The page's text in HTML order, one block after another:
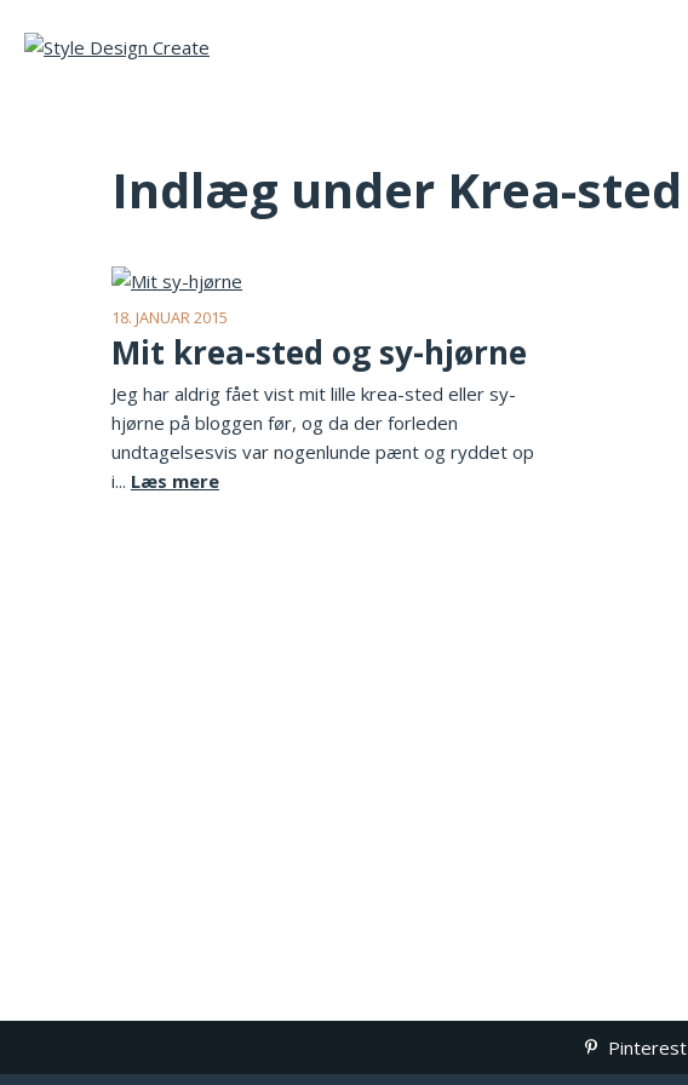
Indlæg under Krea-sted
18. JANUAR 2015
Mit krea-sted og sy-hjørne
Jeg har aldrig fået vist mit lille krea-sted eller sy-
hjørne på bloggen før, og da der forleden
undtagelsesvis var nogenlunde pænt og ryddet op
i... Læs mere
Pinterest